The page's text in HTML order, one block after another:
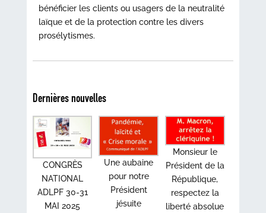
bénéficier les clients ou usagers de la neutralité
laïque et de la protection contre les divers
prosélytismes.
Dernières nouvelles
CONGRÈS
NATIONAL
ADLPF 30-31
MAI 2025
Une aubaine
pour notre
Président
jésuite
Monsieur le
Président de la
République,
respectez la
liberté absolue